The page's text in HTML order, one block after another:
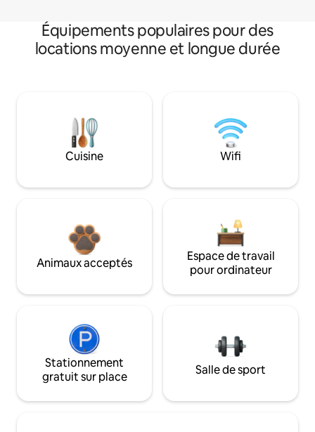
Équipements populaires pour des
locations moyenne et longue durée
Cuisine Wifi
Animaux acceptés
Espace de travail
pour ordinateur
Stationnement
gratuit sur place
Salle de sport